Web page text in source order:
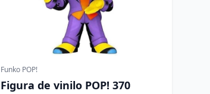
Funko POP!
Figura de vinilo POP! 370